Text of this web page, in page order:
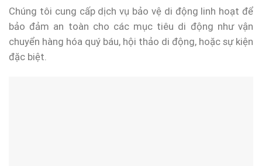
Chúng tôi cung cấp dịch vụ bảo vệ di động linh hoạt để
bảo đảm an toàn cho các mục tiêu di động như vận
chuyển hàng hóa quý báu, hội thảo di động, hoặc sự kiện
đặc biệt.